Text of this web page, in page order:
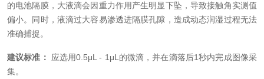
的电池隔膜，大液滴会因重力作用产生明显下坠，导致接触角实测值
偏小。同时，液滴过大容易渗透进隔膜孔隙，造成动态润湿过程无法
准确捕捉。
建议标准：
应选用0.5μL - 1μL的微滴，并在滴落后1秒内完成图像采
集。